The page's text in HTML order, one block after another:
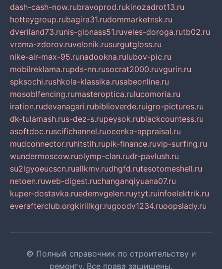
dash-cash-now.rubravoprod.rukinozadrot13.ru
hotteygroup.rubagira31.rudommarketnsk.ru
dveriland73.runis-glonass51.ruveles-doroga.rutb02.ru
vrema-zdorov.ruvelonik.rusurgutgloss.ru
nike-air-max-95.runadookna.rulubov-pic.ru
mobilreklama.rupds-nn.rusocrat2000.ruvgurin.ru
spksochi.rushkola-klassika.rusabeonline.ru
mosoblfencing.rumasteroptica.rulucomoria.ru
iration.rudevanagari.rubiblioverde.ruigro-pictures.ru
dk-tulamash.rus-dez-s.rupeysok.rublackcountess.ru
asoftdoc.ruscifichannel.ruocenka-appraisal.ru
mudconnector.ruhitstih.rupik-finance.ruvip-surfing.ru
wundermoscow.ruolymp-clan.rudr-pavlush.ru
su2lgyoeucscn.ruallkmv.rudhgfd.rutesotomeshell.ru
netoen.ruweb-digest.ruchanganqiyuana07.ru
kuper-dostavka.ruedemvgelen.ruytyt.ruinfoelektrik.ru
everafterclub.orgkirillkgr.rugoodv1234.ruoopslady.ru
© Полный справочник по строительству и
ремонту. Все права защищены.